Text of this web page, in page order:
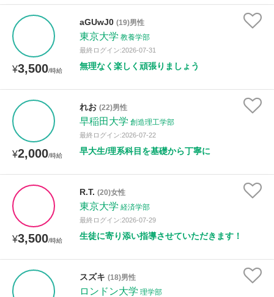
¥3,500/時給
aGUwJ0 (19)男性
東京大学 教養学部
最終ログイン:2026-07-31
無理なく楽しく頑張りましょう
¥2,000/時給
れお (22)男性
早稲田大学 創造理工学部
最終ログイン:2026-07-22
早大生/理系科目を基礎から丁寧に
¥3,500/時給
R.T. (20)女性
東京大学 経済学部
最終ログイン:2026-07-29
生徒に寄り添い指導させていただきます！
スズキ (18)男性
ロンドン大学 理学部